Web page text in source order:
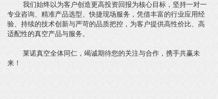
我们始终以为客户创造更高投资回报为核心目标，坚持一对一
专业咨询、精准产品选型、快捷现场服务，凭借丰富的行业应用经
验、持续的技术创新与严苛的品质把控，为客户提供高性价比、高
适配性的真空产品与服务。
莱诺真空全体同仁，竭诚期待您的关注与合作，携手共赢未
来！